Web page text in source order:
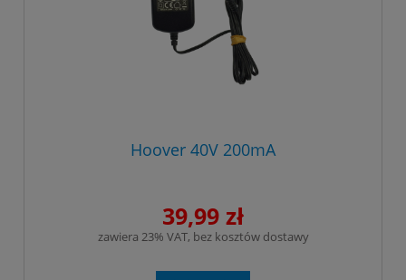
Hoover 40V 200mA
39,99 zł
zawiera 23% VAT, bez kosztów dostawy